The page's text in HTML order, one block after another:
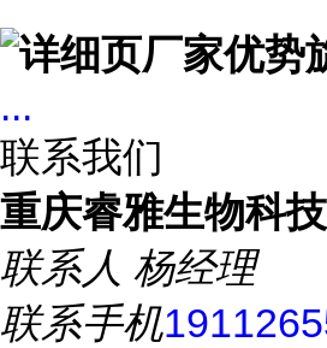
...
联系我们
重庆睿雅生物科
联系人 杨经理
联系手机